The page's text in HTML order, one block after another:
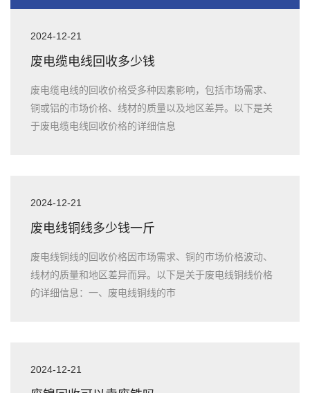
2024-12-21
废电缆电线回收多少钱
废电缆电线的回收价格受多种因素影响，包括市场需求、
铜或铝的市场价格、线材的质量以及地区差异。以下是关
于废电缆电线回收价格的详细信息
2024-12-21
废电线铜线多少钱一斤
废电线铜线的回收价格因市场需求、铜的市场价格波动、
线材的质量和地区差异而异。以下是关于废电线铜线价格
的详细信息：一、废电线铜线的市
2024-12-21